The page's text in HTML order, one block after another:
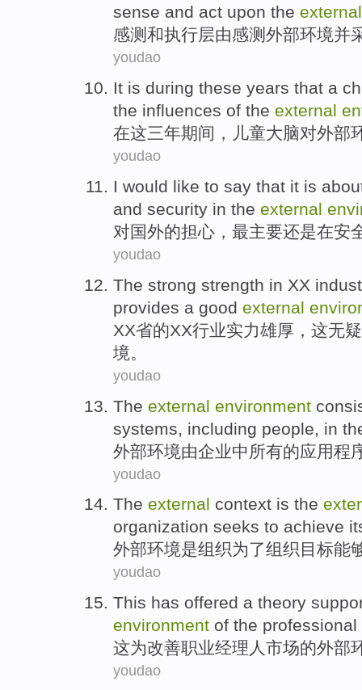
sense and act upon the external
感测 和执行层由感测 外部环境并
youdao
It is during these years that a
the influences of the external
在这三年期间， 儿童大脑对外部
youdao
I would like to say that it is
and security in the external
对国外的担心 ，最主要还是在安
youdao
The strong strength in XX
provides a good external
XX省的XX行业实力雄厚 ， 这无疑
境。
youdao
The external environment
systems
including people
in
外部环境由企业中所有的应用程
youdao
The external context is the
organization seeks to achieve
外部环境是组织为了组织目标能
youdao
This has offered a theory
environment of the professional
这为改善职业经理人 市场的外部
youdao